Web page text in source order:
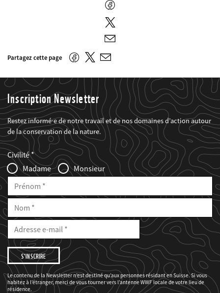
Facebook
Twitter
E-
mail
Partagez cette page FacebookTwitter
E-
Inscription Newsletter
Restez informé·e de notre travail et de nos domaines d’action autour
de la conservation de la nature.
Web2Case
Infofelder
Fieldset
anrede_name
Civilité
Madame
Monsieur
Prénom
Nom
E-
Mail
Adresse
mail
Je
souhaite
être
informé(e)
des
projets
du
WWF.
Le contenu de la Newsletter n’est destiné qu’aux personnes résidant en Suisse. Si vous
habitez à l’étranger, merci de vous tourner vers l’antenne WWF locale de votre lieu de
résidence.